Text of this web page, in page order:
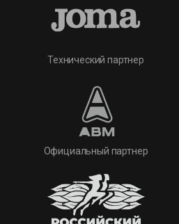
Технический партнер
Официальный партнер